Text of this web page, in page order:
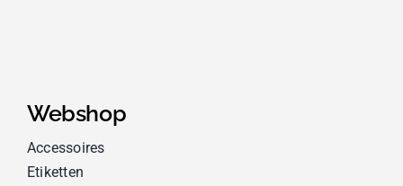
Webshop
Accessoires
Etiketten